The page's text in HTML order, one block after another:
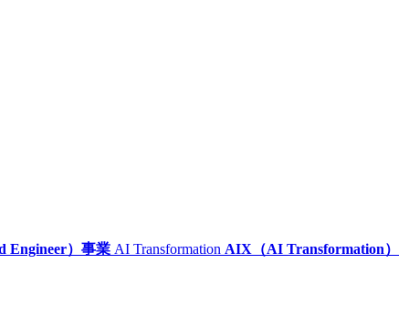
Engineer）事業 AI Transformation AIX（AI Transformation）